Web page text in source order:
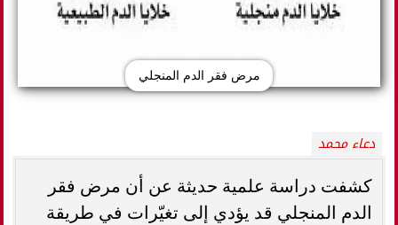
مرض فقر الدم المنجلي
دعاء محمد
كشفت دراسة علمية حديثة عن أن مرض فقر
الدم المنجلي قد يؤدي إلى تغيّرات في طريقة